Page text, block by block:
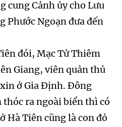
cung Cảnh ủy cho Lưu
Phước Ngoạn đưa đến
đói, Mạc Tử Thiêm
Giang, viên quản thủ
ở Gia Định. Đông
thóc ra ngoài biển thì có
Hà Tiên cũng là con đỏ